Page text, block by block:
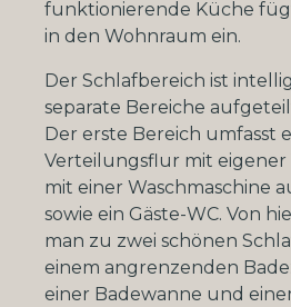
funktionierende Küche
in den Wohnraum ein.
Der Schlafbereich ist
separate Bereiche
Der erste Bereich umfasst
Verteilungsflur mit eigener
mit einer Waschmaschine
sowie ein Gäste-WC. Von
man zu zwei schönen
einem angrenzenden
einer Badewanne und